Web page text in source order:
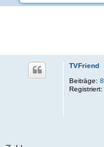
TVFriend
Beiträge: 8
Registriert: